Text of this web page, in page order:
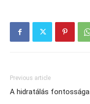
Previous article
A hidratálás fontossága